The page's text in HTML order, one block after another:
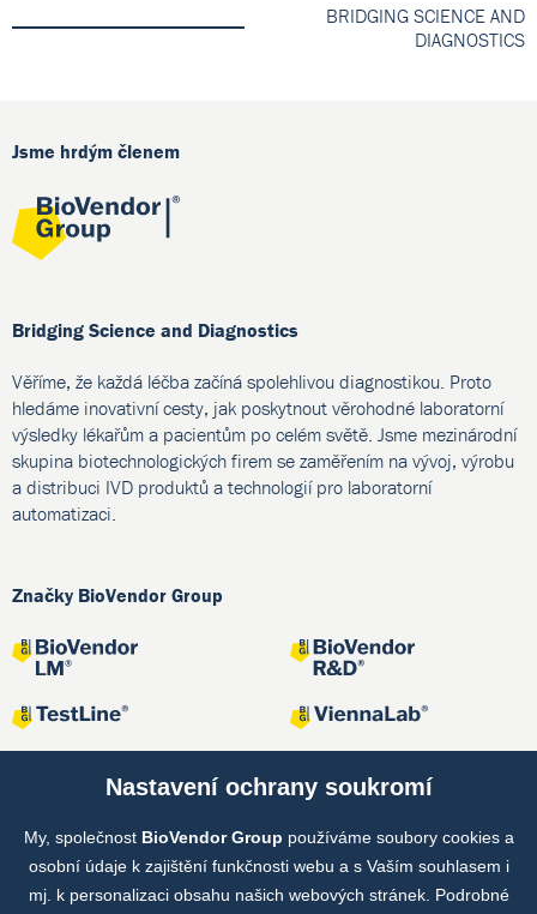
BRIDGING SCIENCE AND
DIAGNOSTICS
Jsme hrdým členem
Bridging Science and Diagnostics
Věříme, že každá léčba začíná spolehlivou diagnostikou. Proto
hledáme inovativní cesty, jak poskytnout věrohodné laboratorní
výsledky lékařům a pacientům po celém světě. Jsme mezinárodní
skupina biotechnologických firem se zaměřením na vývoj, výrobu
a distribuci IVD produktů a technologií pro laboratorní
automatizaci.
Značky BioVendor Group
Společné projekty
Nastavení ochrany soukromí
My, společnost BioVendor Group používáme soubory cookies a
osobní údaje k zajištění funkčnosti webu a s Vaším souhlasem i
mj. k personalizaci obsahu našich webových stránek. Podrobné